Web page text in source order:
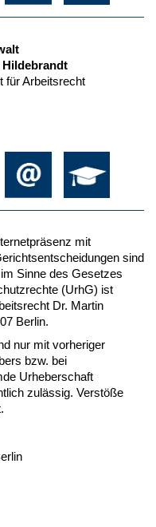
für Arbeitsrecht
mit
sind
Sinne des Gesetzes
(UrhG) ist
Dr. Martin
Berlin.
nur mit vorheriger
bzw. bei
Urheberschaft
zulässig. Verstöße